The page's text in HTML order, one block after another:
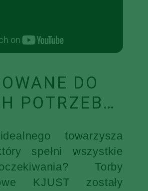
DO
POTRZEB…
towarzysza
spełni wszystkie
Torby
KJUST zostały